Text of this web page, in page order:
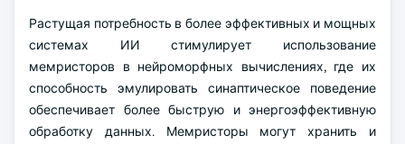
Растущая потребность в более эффективных и мощных
системах ИИ стимулирует использование
мемристоров в нейроморфных вычислениях, где их
способность эмулировать синаптическое поведение
обеспечивает более быструю и энергоэффективную
обработку данных. Мемристоры могут хранить и